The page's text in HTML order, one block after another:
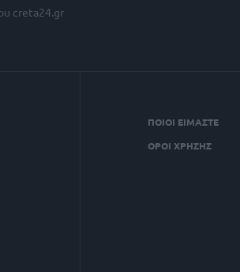
creta24.gr
ΠΟΙΟΙ ΕΙΜΑΣΤΕ
ΟΡΟΙ ΧΡΗΣΗΣ